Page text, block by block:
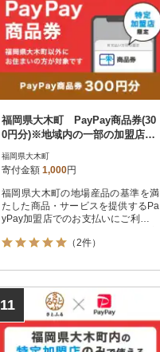
福岡県大木町 PayPay商品券(30
0円分)※地域内の一部の加盟店の
福岡県大木町
寄付金額 1,000円
福岡県大木町の地場産品の基準を満
たした商品・サービスを提供するPa
yPay加盟店でのお支払いにご利用い
はPayPay商品券を受け取れませんの
（2件）
11